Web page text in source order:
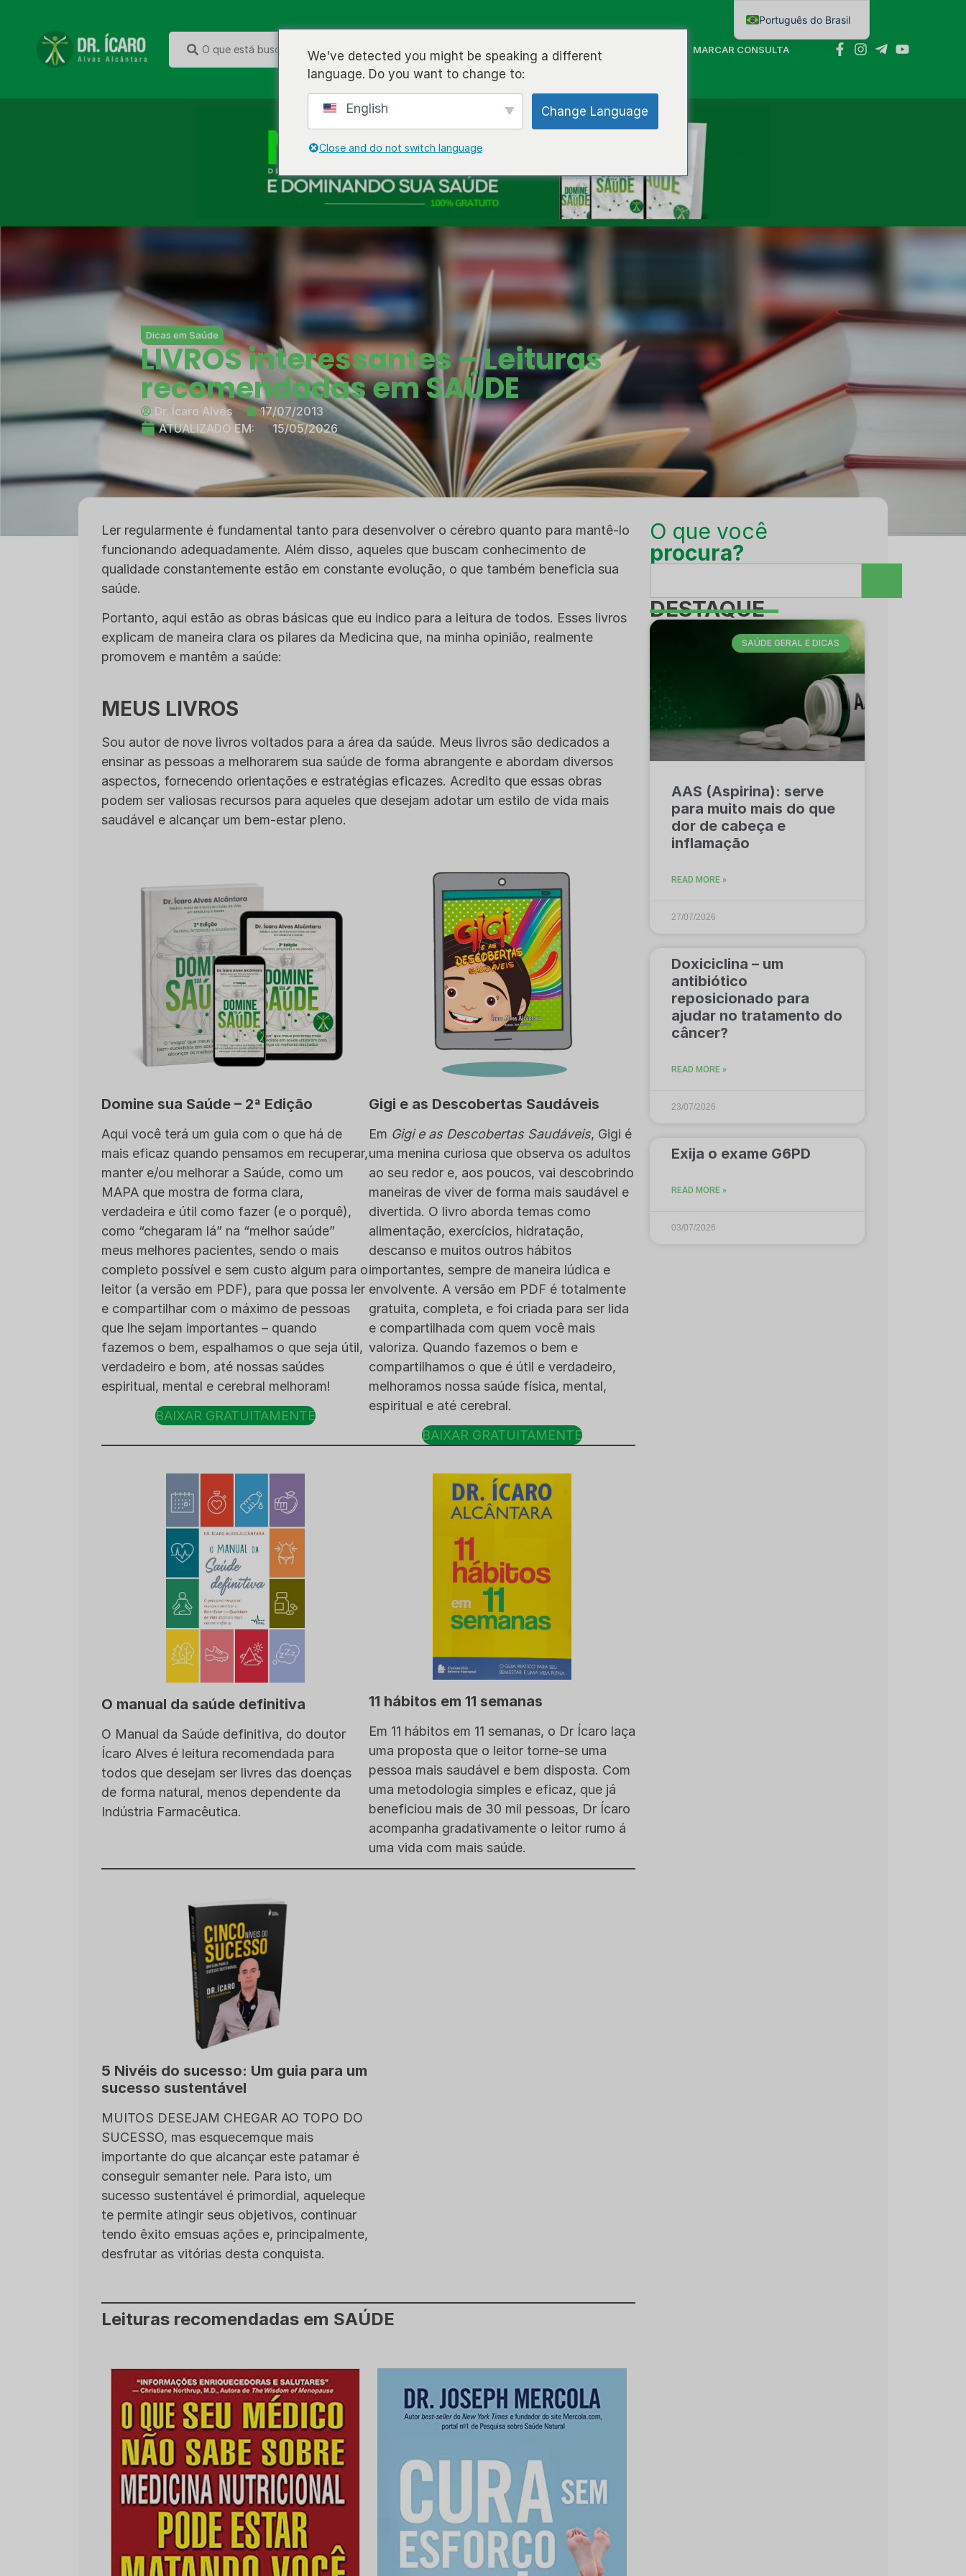
BLOG CURSOS LIVROS VÍDEOS SOBRE MIM MARCAR CONSULTA
Dicas em Saúde
LIVROS interessantes – Leituras
recomendadas em SAÚDE
Dr. Ícaro Alves
17/07/2013
ATUALIZADO EM:
15/05/2026
Ler regularmente é fundamental tanto para desenvolver o cérebro quanto para mantê-lo
funcionando adequadamente. Além disso, aqueles que buscam conhecimento de
qualidade constantemente estão em constante evolução, o que também beneficia sua
saúde.
Portanto, aqui estão as obras básicas que eu indico para a leitura de todos. Esses livros
explicam de maneira clara os pilares da Medicina que, na minha opinião, realmente
promovem e mantêm a saúde:
MEUS LIVROS
Sou autor de nove livros voltados para a área da saúde. Meus livros são dedicados a
ensinar as pessoas a melhorarem sua saúde de forma abrangente e abordam diversos
aspectos, fornecendo orientações e estratégias eficazes. Acredito que essas obras
podem ser valiosas recursos para aqueles que desejam adotar um estilo de vida mais
saudável e alcançar um bem-estar pleno.
Domine sua Saúde – 2ª Edição
Aqui você terá um guia com o que há de
mais eficaz quando pensamos em recuperar,
manter e/ou melhorar a Saúde, como um
MAPA que mostra de forma clara,
verdadeira e útil como fazer (e o porquê),
como “chegaram lá” na “melhor saúde”
meus melhores pacientes, sendo o mais
completo possível e sem custo algum para o
leitor (a versão em PDF), para que possa ler
e compartilhar com o máximo de pessoas
que lhe sejam importantes – quando
fazemos o bem, espalhamos o que seja útil,
verdadeiro e bom, até nossas saúdes
espiritual, mental e cerebral melhoram!
BAIXAR GRATUITAMENTE
Gigi e as Descobertas Saudáveis
Em Gigi e as Descobertas Saudáveis, Gigi é
uma menina curiosa que observa os adultos
ao seu redor e, aos poucos, vai descobrindo
maneiras de viver de forma mais saudável e
divertida. O livro aborda temas como
alimentação, exercícios, hidratação,
descanso e muitos outros hábitos
importantes, sempre de maneira lúdica e
envolvente. A versão em PDF é totalmente
gratuita, completa, e foi criada para ser lida
e compartilhada com quem você mais
valoriza. Quando fazemos o bem e
compartilhamos o que é útil e verdadeiro,
melhoramos nossa saúde física, mental,
espiritual e até cerebral.
BAIXAR GRATUITAMENTE
O manual da saúde definitiva
O Manual da Saúde definitiva, do doutor
Ícaro Alves é leitura recomendada para
todos que desejam ser livres das doenças
de forma natural, menos dependente da
Indústria Farmacêutica.
11 hábitos em 11 semanas
Em 11 hábitos em 11 semanas, o Dr Ícaro laça
uma proposta que o leitor torne-se uma
pessoa mais saudável e bem disposta. Com
uma metodologia simples e eficaz, que já
beneficiou mais de 30 mil pessoas, Dr Ícaro
acompanha gradativamente o leitor rumo á
uma vida com mais saúde.
5 Nivéis do sucesso: Um guia para um
sucesso sustentável
MUITOS DESEJAM CHEGAR AO TOPO DO
SUCESSO, mas esquecemque mais
importante do que alcançar este patamar é
conseguir semanter nele. Para isto, um
sucesso sustentável é primordial, aqueleque
te permite atingir seus objetivos, continuar
tendo êxito emsuas ações e, principalmente,
desfrutar as vitórias desta conquista.
Leituras recomendadas em SAÚDE
O que você
procura?
DESTAQUE
SAÚDE GERAL E DICAS
AAS (Aspirina): serve
para muito mais do que
dor de cabeça e
inflamação
READ MORE »
27/07/2026
Doxiciclina – um
antibiótico
reposicionado para
ajudar no tratamento do
câncer?
READ MORE »
23/07/2026
Exija o exame G6PD
READ MORE »
03/07/2026
We've detected you might be speaking a different
language. Do you want to change to:
English Change Language
Close and do not switch language
Português do Brasil
English